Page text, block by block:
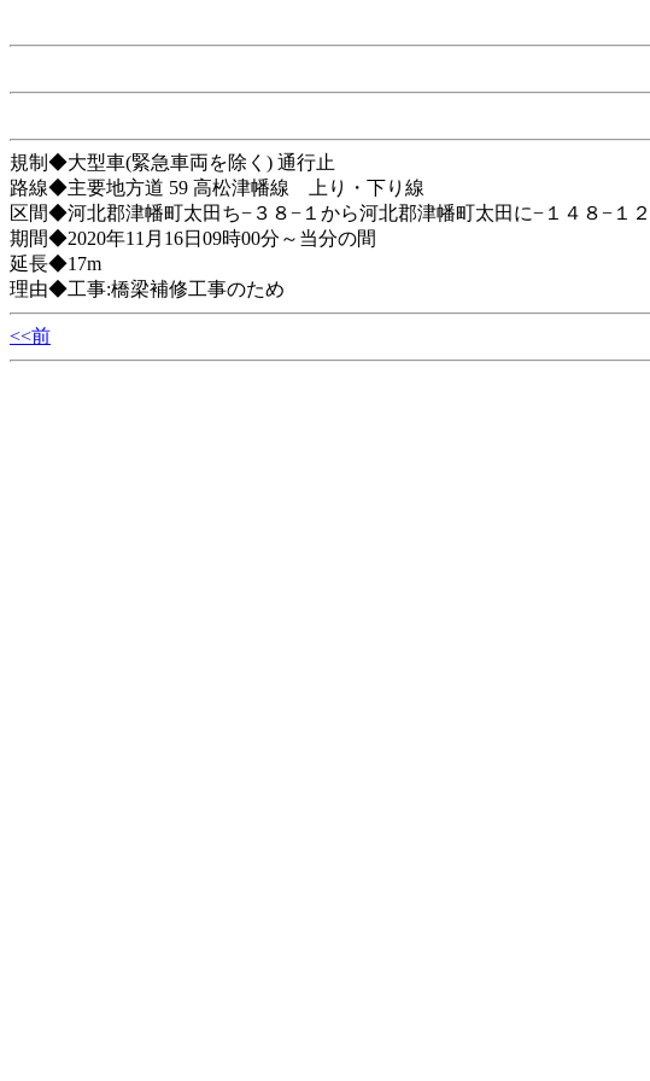
規制◆大型車(緊急車両を除く) 通行止
路線◆主要地方道 59 高松津幡線 上り・下り線
区間◆河北郡津幡町太田ち−３８−１から河北郡津幡町太田に−１４８−１２
期間◆2020年11月16日09時00分～当分の間
延長◆17m
理由◆工事:橋梁補修工事のため
<<前